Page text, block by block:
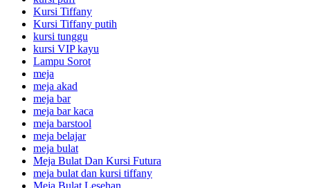
Kursi Tiffany
Kursi Tiffany putih
kursi tunggu
kursi VIP kayu
Lampu Sorot
meja
meja akad
meja bar
meja bar kaca
meja barstool
meja belajar
meja bulat
Meja Bulat Dan Kursi Futura
meja bulat dan kursi tiffany
Meja Bulat Lesehan